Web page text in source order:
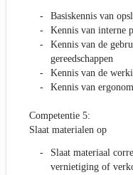
Basiskennis van
Kennis van interne
Kennis van de
gereedschappen
Kennis van de
Kennis van
Competentie 5:
Slaat materialen op
Slaat materiaal
vernietiging of